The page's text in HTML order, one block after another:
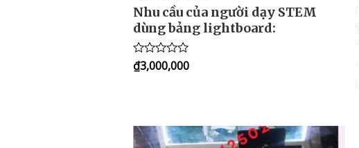
Nhu cầu của người dạy STEM
dùng bảng lightboard:
Rated
0
₫3,000,000